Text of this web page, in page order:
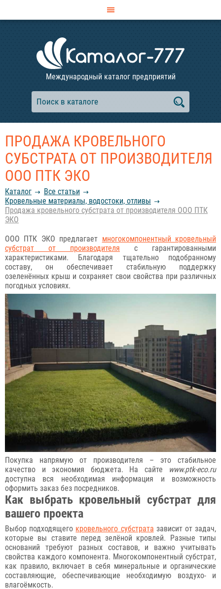
Международный каталог предприятий
ПРОДАЖА КРОВЕЛЬНОГО
СУБСТРАТА ОТ ПРОИЗВОДИТЕЛЯ
ООО ПТК ЭКО
Каталог
Все статьи
Кровельные материалы, водостоки, отливы
Продажа кровельного субстрата от производителя ООО ПТК
ЭКО
ООО ПТК ЭКО предлагает многокомпонентный кровельный
субстрат от производителя с гарантированными
характеристиками. Благодаря тщательно подобранному
составу, он обеспечивает стабильную поддержку
озеленённых крыш и сохраняет свои свойства при различных
погодных условиях.
Покупка напрямую от производителя – это стабильное
качество и экономия бюджета. На сайте
www.ptk-eco.ru
доступна вся необходимая информация и возможность
оформить заказ без посредников.
Как выбрать кровельный субстрат для
вашего проекта
Выбор подходящего кровельного субстрата зависит от задач,
которые вы ставите перед зелёной кровлей. Разные типы
оснований требуют разных составов, и важно учитывать
свойства каждого компонента. Многокомпонентный субстрат,
как правило, включает в себя минеральные и органические
составляющие, обеспечивающие необходимую воздухо- и
влагоёмкость.